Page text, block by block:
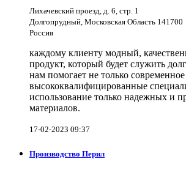
Лихачевский проезд, д. 6, стр. 1
Долгопрудный, Московская Область 141700
Россия
каждому клиенту модный,
продукт, который будет служить
нам помогает не только
высококвалифицированные
использование только надежных и
материалов.
17-02-2023 09:37
Производство Перил